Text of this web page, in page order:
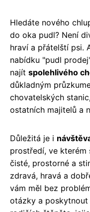
Hledáte nového
do oka pudl? Není
hraví a přátelští psi.
nabídku "pudl
najít spolehlivého
důkladným
chovatelských
ostatních majitelů a
Důležitá je i
prostředí, ve
čisté, prostorné a
zdravá, hravá a
vám měl bez
otázky a poskytnout